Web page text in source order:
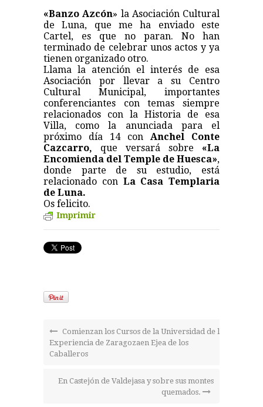
«Banzo Azcón» la Asociación Cultural
de Luna, que me ha enviado este
Cartel, es que no paran. No han
terminado de celebrar unos actos y ya
tienen organizado otro.
Llama la atención el interés de esa
Asociación por llevar a su Centro
Cultural Municipal, importantes
conferenciantes con temas siempre
relacionados con la Historia de esa
Villa, como la anunciada para el
próximo día 14 con Anchel Conte
Cazcarro, que versará sobre «La
Encomienda del Temple de Huesca»,
donde parte de su estudio, está
relacionado con La Casa Templaria
de Luna.
Os felicito.
Imprimir
Comienzan los Cursos de la Universidad de la
Experiencia de Zaragozaen Ejea de los
Caballeros
En Castejón de Valdejasa y sobre sus montes
quemados.